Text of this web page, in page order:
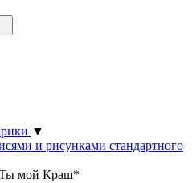
▼
и рисунками стандартного
Ты мой Краш*